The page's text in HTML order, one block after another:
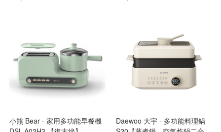
小熊 Bear - 家用多功能早餐機
Daewoo 大宇 - 多功能料理鍋